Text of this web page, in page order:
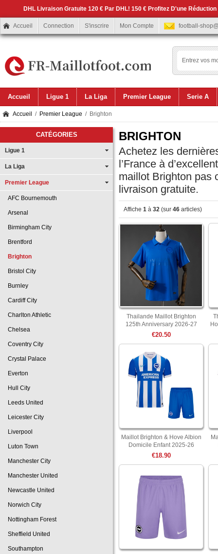
DHL Livraison Gratuite 120 € Par DHL! 150 € Profitez D'une
Accueil Connection S'inscrire Mon Compte football-
Accueil Ligue 1 La Liga Premier League Serie A
Accueil / Premier League / Brighton
CATÉGORIES
Ligue 1
La Liga
Premier League
AFC Bournemouth
Arsenal
Birmingham City
Brentford
Brighton
Bristol City
Burnley
Cardiff City
Charlton Athletic
Chelsea
Coventry City
Crystal Palace
Everton
Hull City
Leeds United
Leicester City
Liverpool
Luton Town
Manchester City
Manchester United
Newcastle United
Norwich City
Nottingham Forest
Sheffield United
Southampton
BRIGHTON
Achetez les
l’France à
maillot Brighton pas
livraison gratuite.
Affiche 1 à 32 (sur 46 articles)
Thailande Maillot Brighton
125th Anniversary 2026-27
€20.50
Maillot Brighton & Hove Albion
Domicile Enfant 2025-26
€18.90